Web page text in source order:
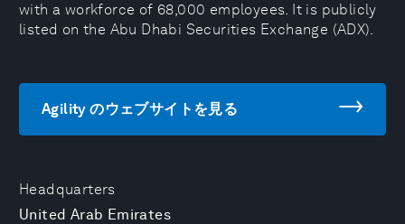
Headquarters
United Arab Emirates
with a workforce of 68,000 employees. It is publicly
listed on the Abu Dhabi Securities Exchange (ADX).
Agility のウェブサイトを見る